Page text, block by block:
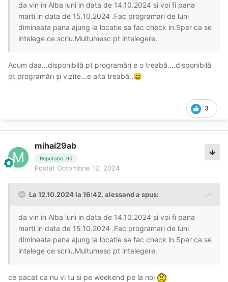
da vin in Alba luni in data de 14.10.2024 si voi fi pana
marti in data de 15.10.2024 .Fac programari de luni
dimineata pana ajung la locatie sa fac check in.Sper ca se
intelege ce scriu.Multumesc pt intelegere.
Acum daa...disponibilă pt programări e o treabă....disponibilă
pt programări și vizite...e alta treabă..😄
3
mihai29ab
Reputație: 90
Postat Octombrie 12, 2024
La 12.10.2024 la 16:42, alessanda spus:
da vin in Alba luni in data de 14.10.2024 si voi fi pana
marti in data de 15.10.2024 .Fac programari de luni
dimineata pana ajung la locatie sa fac check in.Sper ca se
intelege ce scriu.Multumesc pt intelegere.
ce pacat ca nu vi tu si pe weekend pe la noi